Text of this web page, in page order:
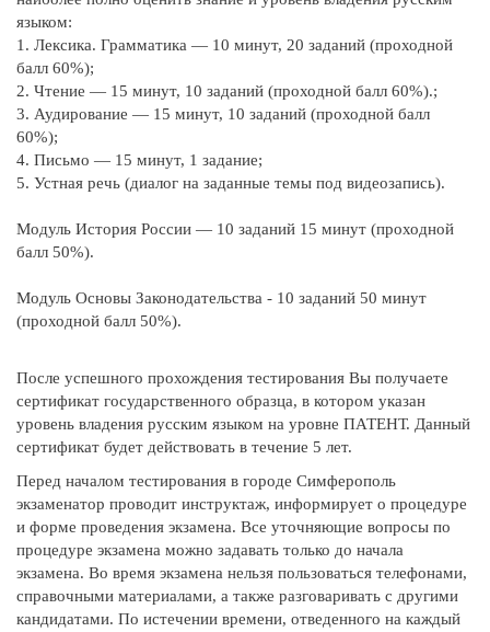
языком:
1. Лексика. Грамматика — 10 минут, 20 заданий (проходной
балл 60%);
2. Чтение — 15 минут, 10 заданий (проходной балл 60%).;
3. Аудирование — 15 минут, 10 заданий (проходной балл
60%);
4. Письмо — 15 минут, 1 задание;
5. Устная речь (диалог на заданные темы под видеозапись).
Модуль История России — 10 заданий 15 минут (проходной
балл 50%).
Модуль Основы Законодательства - 10 заданий 50 минут
(проходной балл 50%).
После успешного прохождения тестирования Вы получаете
сертификат государственного образца, в котором указан
уровень владения русским языком на уровне ПАТЕНТ. Данный
сертификат будет действовать в течение 5 лет.
Перед началом тестирования в городе Симферополь
экзаменатор проводит инструктаж, информирует о процедуре
и форме проведения экзамена. Все уточняющие вопросы по
процедуре экзамена можно задавать только до начала
экзамена. Во время экзамена нельзя пользоваться телефонами,
справочными материалами, а также разговаривать с другими
кандидатами. По истечении времени, отведенного на каждый